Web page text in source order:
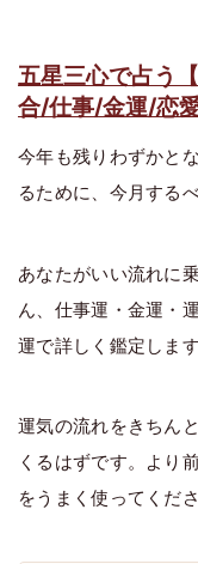
五星三心で占う
合/仕事/金運/恋
今年も残りわずかと
るために、今月する
あなたがいい流れに
ん、仕事運・金運・
運で詳しく鑑定します
運気の流れをきちん
くるはずです。より
をうまく使ってくださ